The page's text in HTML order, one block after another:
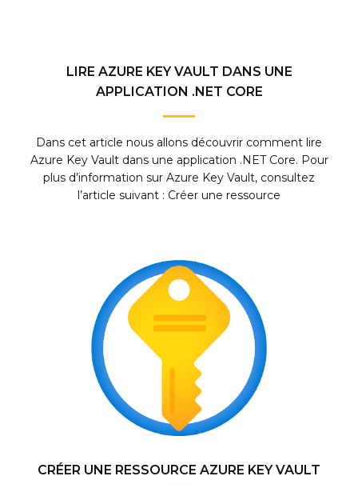
LIRE AZURE KEY VAULT DANS UNE
APPLICATION .NET CORE
Dans cet article nous allons découvrir comment lire
Azure Key Vault dans une application .NET Core. Pour
plus d’information sur Azure Key Vault, consultez
l’article suivant : Créer une ressource
CRÉER UNE RESSOURCE AZURE KEY VAULT